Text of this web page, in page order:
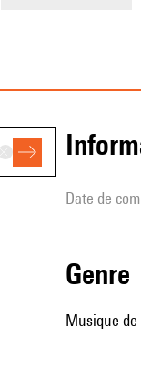
date de
genre
Musique de